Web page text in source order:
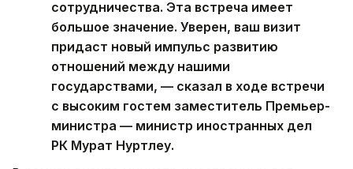
сотрудничества. Эта встреча имеет
большое значение. Уверен, ваш визит
придаст новый импульс развитию
отношений между нашими
государствами, — сказал в ходе встречи
с высоким гостем заместитель Премьер-
министра — министр иностранных дел
РК Мурат Нуртлеу.